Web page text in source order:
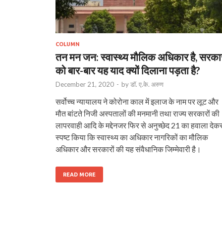
COLUMN
तन मन जन: स्वास्थ्य मौलिक अधिकार है,
को बार-बार यह याद क्यों दिलाना पड़ता है?
December 21, 2020 - byडॉ. ए.के. अरुण
सर्वोच्च न्यायालय ने कोरोना काल में इलाज के नाम पर लूट और
मौत बांटते निजी अस्पतालों की मनमानी तथा राज्य सरकारों की
लापरवाही आदि के मद्देनजर फिर से अनुच्छेद 21 का हवाला
स्पष्ट किया कि स्वास्थ्य का अधिकार नागरिकों का मौलिक
अधिकार और सरकारों की यह संवैधानिक जिम्मेवारी है।
READ MORE